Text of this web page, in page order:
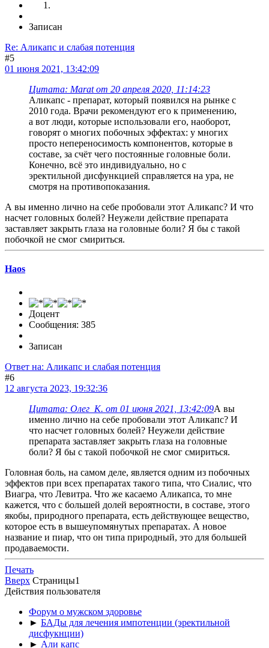
Записан
Re: Аликапс и слабая потенция
#5
01 июня 2021, 13:42:09
Цитата: Marat от 20 апреля 2020, 11:14:23
Аликапс - препарат, который появился на рынке с
2010 года. Врачи рекомендуют его к применению,
а вот люди, которые использовали его, наоборот,
говорят о многих побочных эффектах: у многих
просто непереносимость компонентов, которые в
составе, за счёт чего постоянные головные боли.
Конечно, всё это индивидуально, но с
эректильной дисфункцией справляется на ура, не
смотря на противопоказания.
А вы именно лично на себе пробовали этот Аликапс? И что
насчет головных болей? Неужели действие препарата
заставляет закрыть глаза на головные боли? Я бы с такой
побочкой не смог смириться.
Haos
Доцент
Сообщения: 385
Записан
Ответ на: Аликапс и слабая потенция
#6
12 августа 2023, 19:32:36
Цитата: Олег_К. от 01 июня 2021, 13:42:09А вы
именно лично на себе пробовали этот Аликапс? И
что насчет головных болей? Неужели действие
препарата заставляет закрыть глаза на головные
боли? Я бы с такой побочкой не смог смириться.
Головная боль, на самом деле, является одним из побочных
эффектов при всех препаратах такого типа, что Сиалис, что
Виагра, что Левитра. Что же касаемо Аликапса, то мне
кажется, что с большей долей вероятности, в составе, этого
якобы, природного препарата, есть действующее вещество,
которое есть в вышеупомянутых препаратах. А новое
название и пиар, что он типа природный, это для большей
продаваемости.
Печать
Вверх Страницы1
Действия пользователя
Форум о мужском здоровье
► БАДы для лечения импотенции (эректильной
дисфукнции)
► Али капс